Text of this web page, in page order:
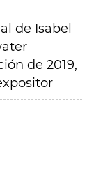
de Isabel
de 2019,